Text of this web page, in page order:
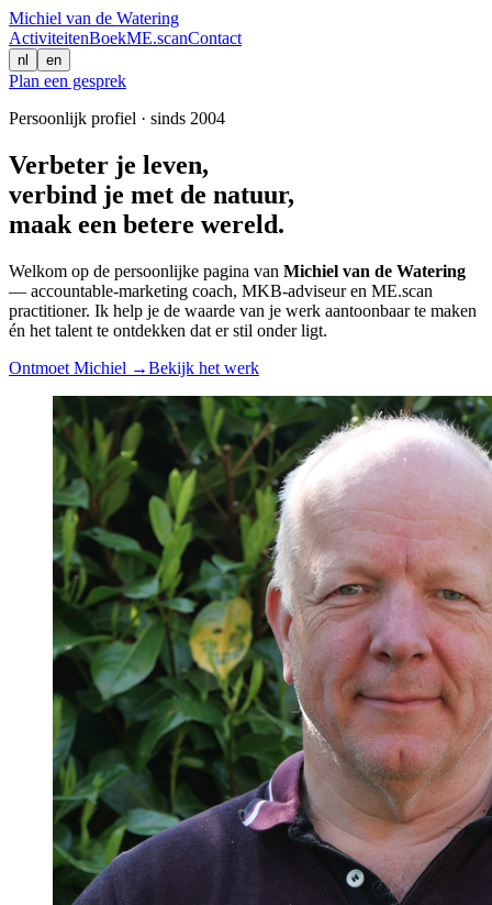
Michiel van de Watering
ActiviteitenBoekME.scanContact
nl en
Plan een gesprek
Persoonlijk profiel · sinds 2004
Verbeter je leven,
verbind je met de natuur,
maak een betere wereld.
Welkom op de persoonlijke pagina van Michiel van de Watering
— accountable-marketing coach, MKB-adviseur en ME.scan
practitioner. Ik help je de waarde van je werk aantoonbaar te maken
én het talent te ontdekken dat er stil onder ligt.
Ontmoet Michiel →Bekijk het werk